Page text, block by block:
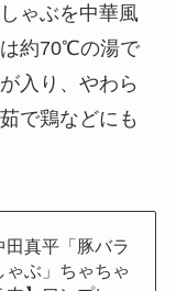
ゃぶを中華風
約70℃の湯で
入り、やわら
で鶏などにも
田真平「豚バラ
ぶ」ちゃちゃ